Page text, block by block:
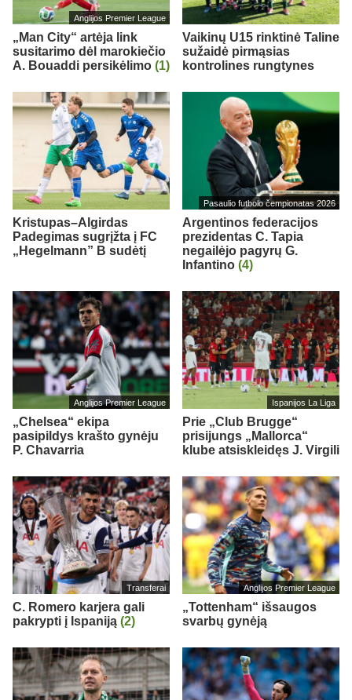
Anglijos Premier League
„Man City“ artėja link
susitarimo dėl marokiečio
A. Bouaddi persikėlimo (1)
Vaikinų U15 rinktinė Taline
sužaidė pirmąsias
kontrolines rungtynes
Kristupas–Algirdas
Padegimas sugrįžta į FC
„Hegelmann” B sudėtį
Pasaulio futbolo čempionatas 2026
Argentinos federacijos
prezidentas C. Tapia
negailėjo pagyrų G.
Infantino (4)
Anglijos Premier League
„Chelsea“ ekipa
pasipildys krašto gynėju
P. Chavarria
Ispanijos La Liga
Prie „Club Brugge“
prisijungs „Mallorca“
klube atsiskleidęs J. Virgili
Transferai
C. Romero karjera gali
pakrypti į Ispaniją (2)
Anglijos Premier League
„Tottenham“ išsaugos
svarbų gynėją